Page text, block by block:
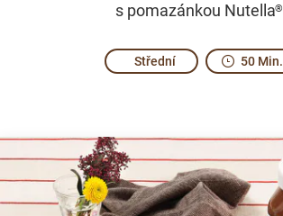
s pomazánkou Nutella®
Střední 50 Min.